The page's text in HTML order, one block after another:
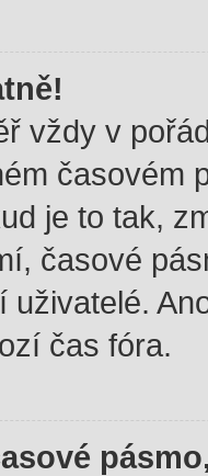
vždy v
časovém
je to tak,
časové
uživatelé.
čas fóra.